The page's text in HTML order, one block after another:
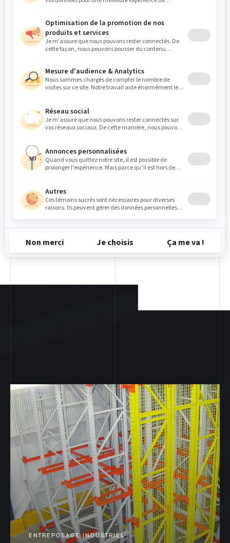
équipe pour débuter
votre projet
Vous avez un projet et des idées en
nos produits et services? Écrivez-nous,
il nous fera plaisir de démarrer votre
projet avec vous.
ENTREPOSAGE INDUSTRIEL